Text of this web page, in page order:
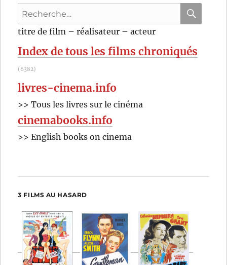
de
Recherche
pour
titre de film – réalisateur – acteur
Index de tous les films chroniqués
(6382)
livres-cinema.info
>> Tous les livres sur le cinéma
cinemabooks.info
>> English books on cinema
3 FILMS AU HASARD